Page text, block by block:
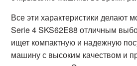
Все эти характеристики делают
Serie 4 SKS62E88 отличным
ищет компактную и надежную
машину с высоким качеством и